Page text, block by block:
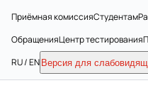
Приёмная комиссияСтудентам
ОбращенияЦентр тестирования
RU / EN Версия для